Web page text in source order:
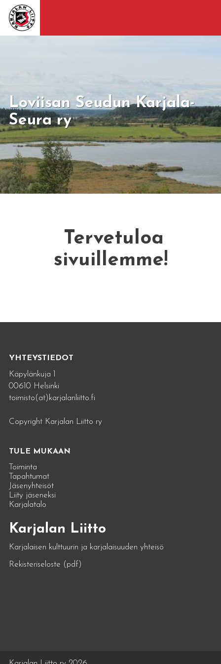
Loviisan Seudun Karjala-
Seura ry
Tervetuloa
sivuillemme!
YHTEYSTIEDOT
Käpylänkuja 1
00610 Helsinki
toimisto(at)karjalanliitto.fi
Copyright Karjalan Liitto ry
TULE MUKAAN
Toiminta
Tapahtumat
Jäsenyhteisöt
Liity jäseneksi
Karjalatalo
Karjalan Liitto
Karjalaisen kulttuurin ja karjalaisuuden yhteisö
Rekisteriseloste (pdf)